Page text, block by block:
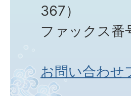
367）
ファックス
お問い合わせ